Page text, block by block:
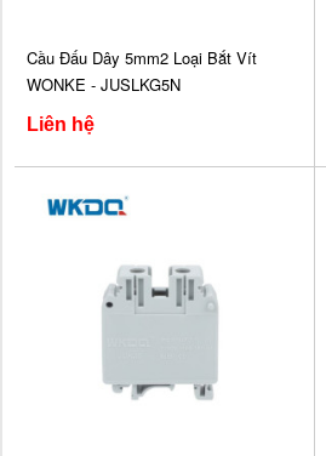
Cầu Đấu Dây 5mm2 Loại Bắt Vít
WONKE - JUSLKG5N
Liên hệ